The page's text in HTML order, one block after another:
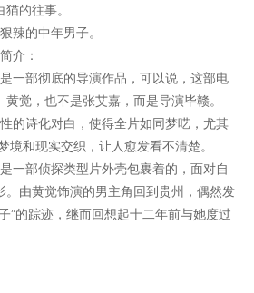
的往事。
辣的中年男子。
介：
一部彻底的导演作品，可以说，这部电
觉，也不是张艾嘉，而是导演毕赣。
的诗化对白，使得全片如同梦呓，尤其
境和现实交织，让人愈发看不清楚。
一部侦探类型片外壳包裹着的，面对自
。由黄觉饰演的男主角回到贵州，偶然发
”的踪迹，继而回想起十二年前与她度过